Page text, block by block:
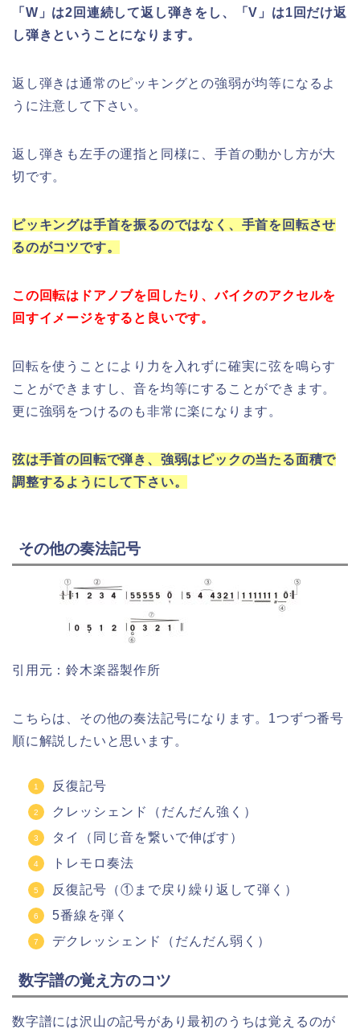
「W」は2回連続して返し弾きをし、「V」は1回だけ返
し弾きということになります。
返し弾きは通常のピッキングとの強弱が均等になるよ
うに注意して下さい。
返し弾きも左手の運指と同様に、手首の動かし方が大
切です。
ピッキングは手首を振るのではなく、手首を回転させ
るのがコツです。
この回転はドアノブを回したり、バイクのアクセルを
回すイメージをすると良いです。
回転を使うことにより力を入れずに確実に弦を鳴らす
ことができますし、音を均等にすることができます。
更に強弱をつけるのも非常に楽になります。
弦は手首の回転で弾き、強弱はピックの当たる面積で
調整するようにして下さい。
その他の奏法記号
引用元：鈴木楽器製作所
こちらは、その他の奏法記号になります。1つずつ番号
順に解説したいと思います。
反復記号
クレッシェンド（だんだん強く）
タイ（同じ音を繋いで伸ばす）
トレモロ奏法
反復記号（①まで戻り繰り返して弾く）
5番線を弾く
デクレッシェンド（だんだん弱く）
数字譜の覚え方のコツ
数字譜には沢山の記号があり最初のうちは覚えるのが